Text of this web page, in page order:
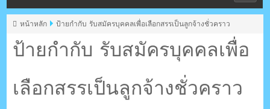
ตรัง กระบี่
ระบบบริหารจัดการเว็บไซต์ (CMS) ด้วย Ajax โดยคนไทย
ป้ายกำกับ รับสมัครบุคคลเพื่อ
เลือกสรรเป็นลูกจ้างชั่วคราว
หน้าหลัก ป้ายกำกับ รับสมัครบุคคลเพื่อเลือกสรรเป็นลูกจ้างชั่วคราว